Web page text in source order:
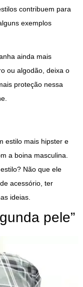
contribuem para
exemplos
ainda mais
ou algodão, deixa o
proteção nessa
estilo mais hipster e
a boina masculina.
Não que ele
acessório, ter
ideias.
pele”